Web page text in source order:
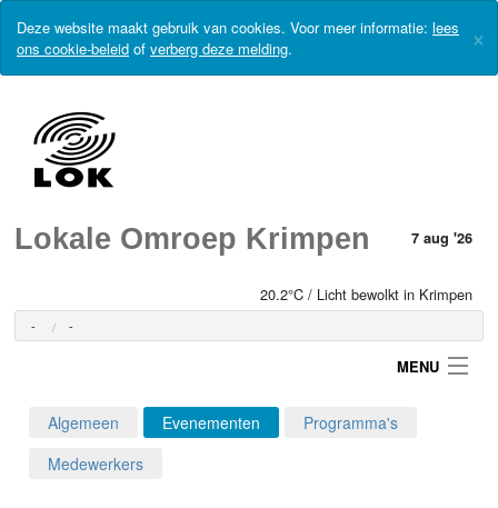
Deze website maakt gebruik van cookies. Voor meer informatie: lees
ons cookie-beleid of verberg deze melding. ×
Lokale Omroep Krimpen 7 aug '26
20.2°C / Licht bewolkt in Krimpen
- -
MENU
Algemeen Evenementen
Programma's
Medewerkers